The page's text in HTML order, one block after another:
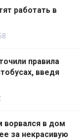
работать в
правила
введя
ворвался в дом
за некрасивую